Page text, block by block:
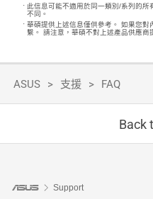
此信息可能不適用於同一類別/系列的
不同。
華碩提供上述信息僅供參考。 如果您對
繫。 請注意，華碩不對上述產品供應商
ASUS 支援 FAQ
Back
Support